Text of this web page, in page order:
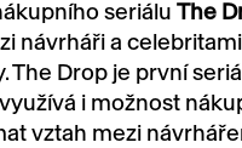
seriálu The
návrháři a
The Drop je první
i možnost
vztah mezi